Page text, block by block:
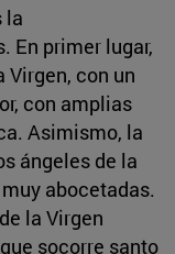
la
En primer lugar,
con un
con amplias
Asimismo, la
ángeles de la
abocetadas.
la Virgen
socorre santo